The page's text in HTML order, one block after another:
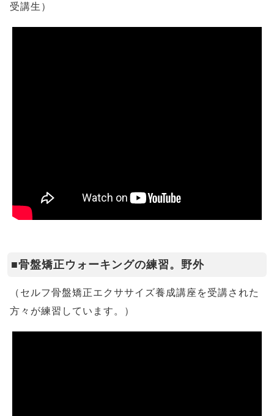
受講生）
■骨盤矯正ウォーキングの練習。野外
（セルフ骨盤矯正エクササイズ養成講座を受講された
方々が練習しています。）